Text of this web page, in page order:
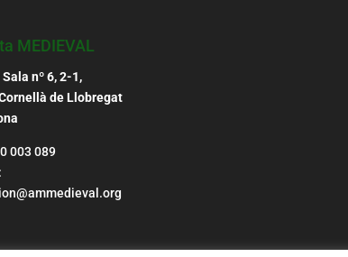
MEDIEVAL
nº 6, 2-1,
de Llobregat
003 089